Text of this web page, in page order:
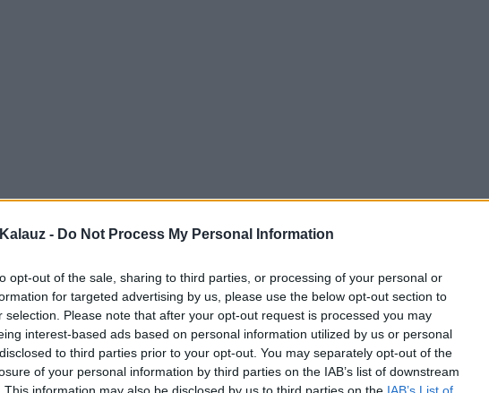
- Do Not Process My Personal Information
opt-out of the sale, sharing to third parties, or processing of your personal or
for targeted advertising by us, please use the below opt-out section to
selection. Please note that after your opt-out request is processed you may
interest-based ads based on personal information utilized by us or personal
to third parties prior to your opt-out. You may separately opt-out of the
of your personal information by third parties on the IAB’s list of downstream